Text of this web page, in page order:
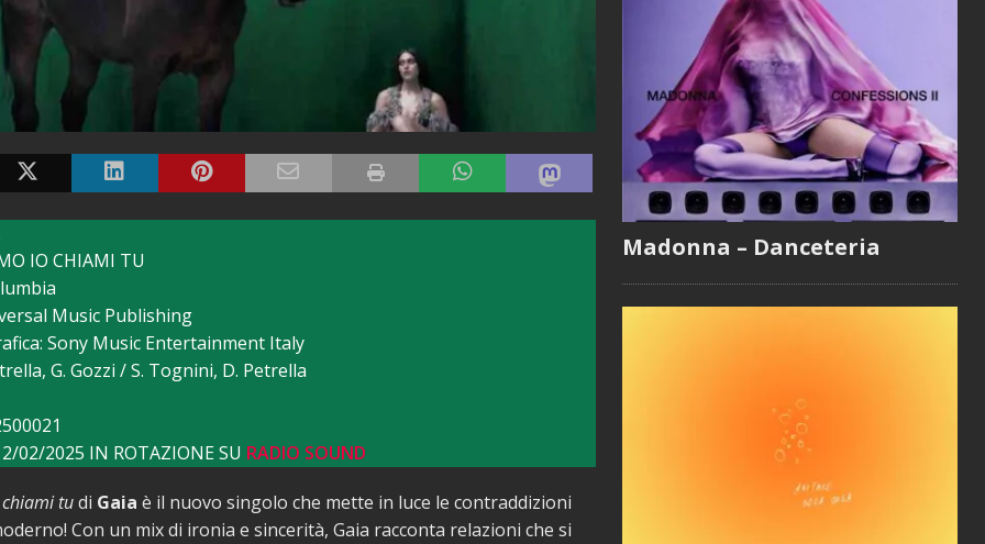
IO CHIAMI TU
Music Publishing
Sony Music Entertainment Italy
G. Gozzi / S. Tognini, D. Petrella
02/2025 IN ROTAZIONE SU RADIO SOUND
tudi Gaia è il nuovo singolo che mette in luce le contraddizioni
Con un mix di ironia e sincerità, Gaia racconta relazioni che si
Madonna – Danceteria